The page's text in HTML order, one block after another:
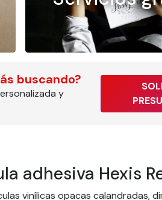
buscando?
y
adhesiva Hexis
vinílicas opacas